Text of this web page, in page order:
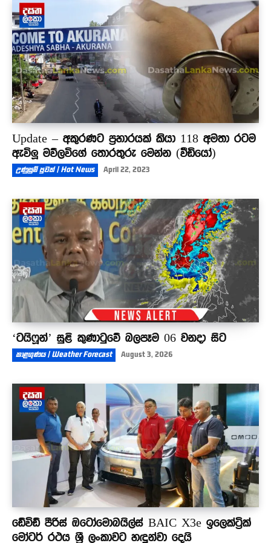
පාර්ලිමේන්තුවට ආ හැටි
Update – අකුරණට ප්‍රහාරයක් කියා 118 අමතා රටම
ඇවිලූ මව්ලවිගේ තොරතුරු මෙන්න (වීඩියෝ)
උණුසුම් පුවත් | Hot News April 22, 2023
‘ටයිෆූන්’ සුළි කුණාටුවේ බලපෑම 06 වනදා සිට
කාළගුණය | Weather Forecast August 3, 2026
ඩේවිඩ් පීරිස් ඔටෝමොබයිල්ස් BAIC X3e ඉලෙක්ට්‍රික්
මෝටර් රථය ශ්‍රී ලංකාවට හඳුන්වා දෙයි